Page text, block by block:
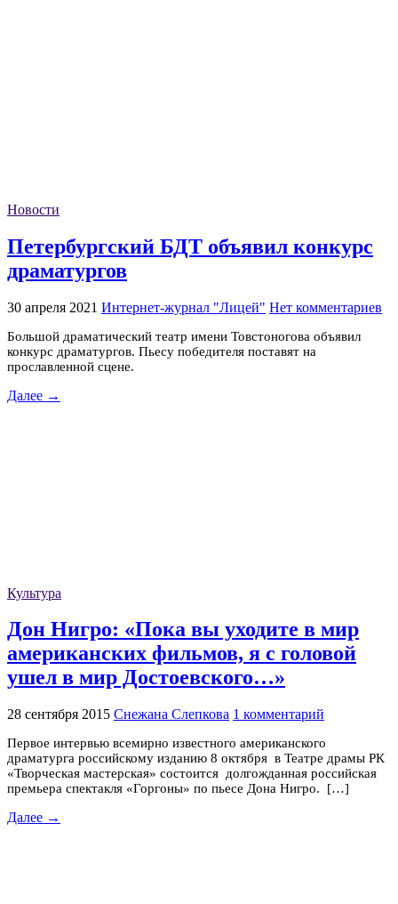
Новости
Петербургский БДТ объявил конкурс
драматургов
30 апреля 2021 Интернет-журнал "Лицей" Нет комментариев
Большой драматический театр имени Товстоногова объявил
конкурс драматургов. Пьесу победителя поставят на
прославленной сцене.
Далее →
Культура
Дон Нигро: «Пока вы уходите в мир
американских фильмов, я с головой
ушел в мир Достоевского…»
28 сентября 2015 Снежана Слепкова 1 комментарий
Первое интервью всемирно известного американского
драматурга российскому изданию 8 октября в Театре драмы РК
«Творческая мастерская» состоится долгожданная российская
премьера спектакля «Горгоны» по пьесе Дона Нигро. […]
Далее →